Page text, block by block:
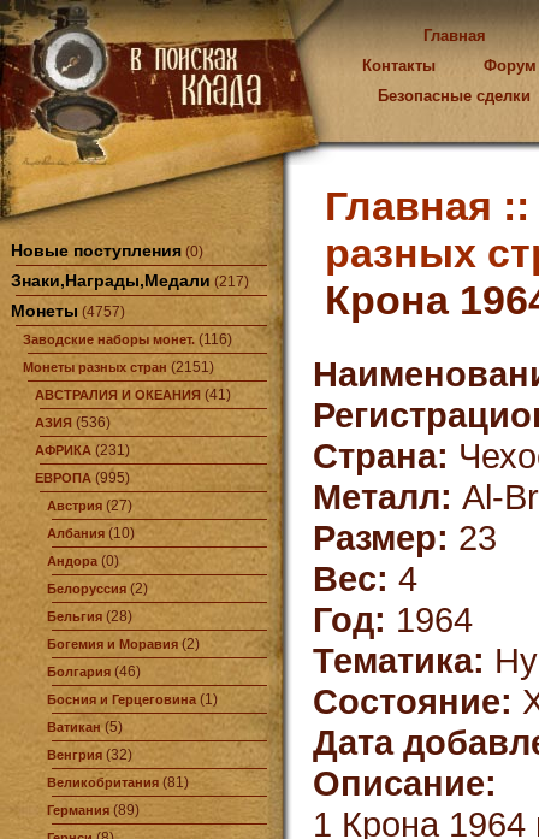
Главная
Контакты
Форум
Безопасные сделки
Новые поступления (0)
Знаки,Награды,Медали (217)
Монеты (4757)
Заводские наборы монет. (116)
Монеты разных стран (2151)
АВСТРАЛИЯ И ОКЕАНИЯ (41)
АЗИЯ (536)
АФРИКА (231)
ЕВРОПА (995)
Австрия (27)
Албания (10)
Андора (0)
Белоруссия (2)
Бельгия (28)
Богемия и Моравия (2)
Болгария (46)
Босния и Герцеговина (1)
Ватикан(5)
Венгрия (32)
Великобритания (81)
Германия (89)
Главная ::
разных
Крона
Страна:
Металл: Al-
Размер: 23
Вес: 4
Год: 1964
Тематика:
Состояние:
Дата
Описание:
1 Крона 1964